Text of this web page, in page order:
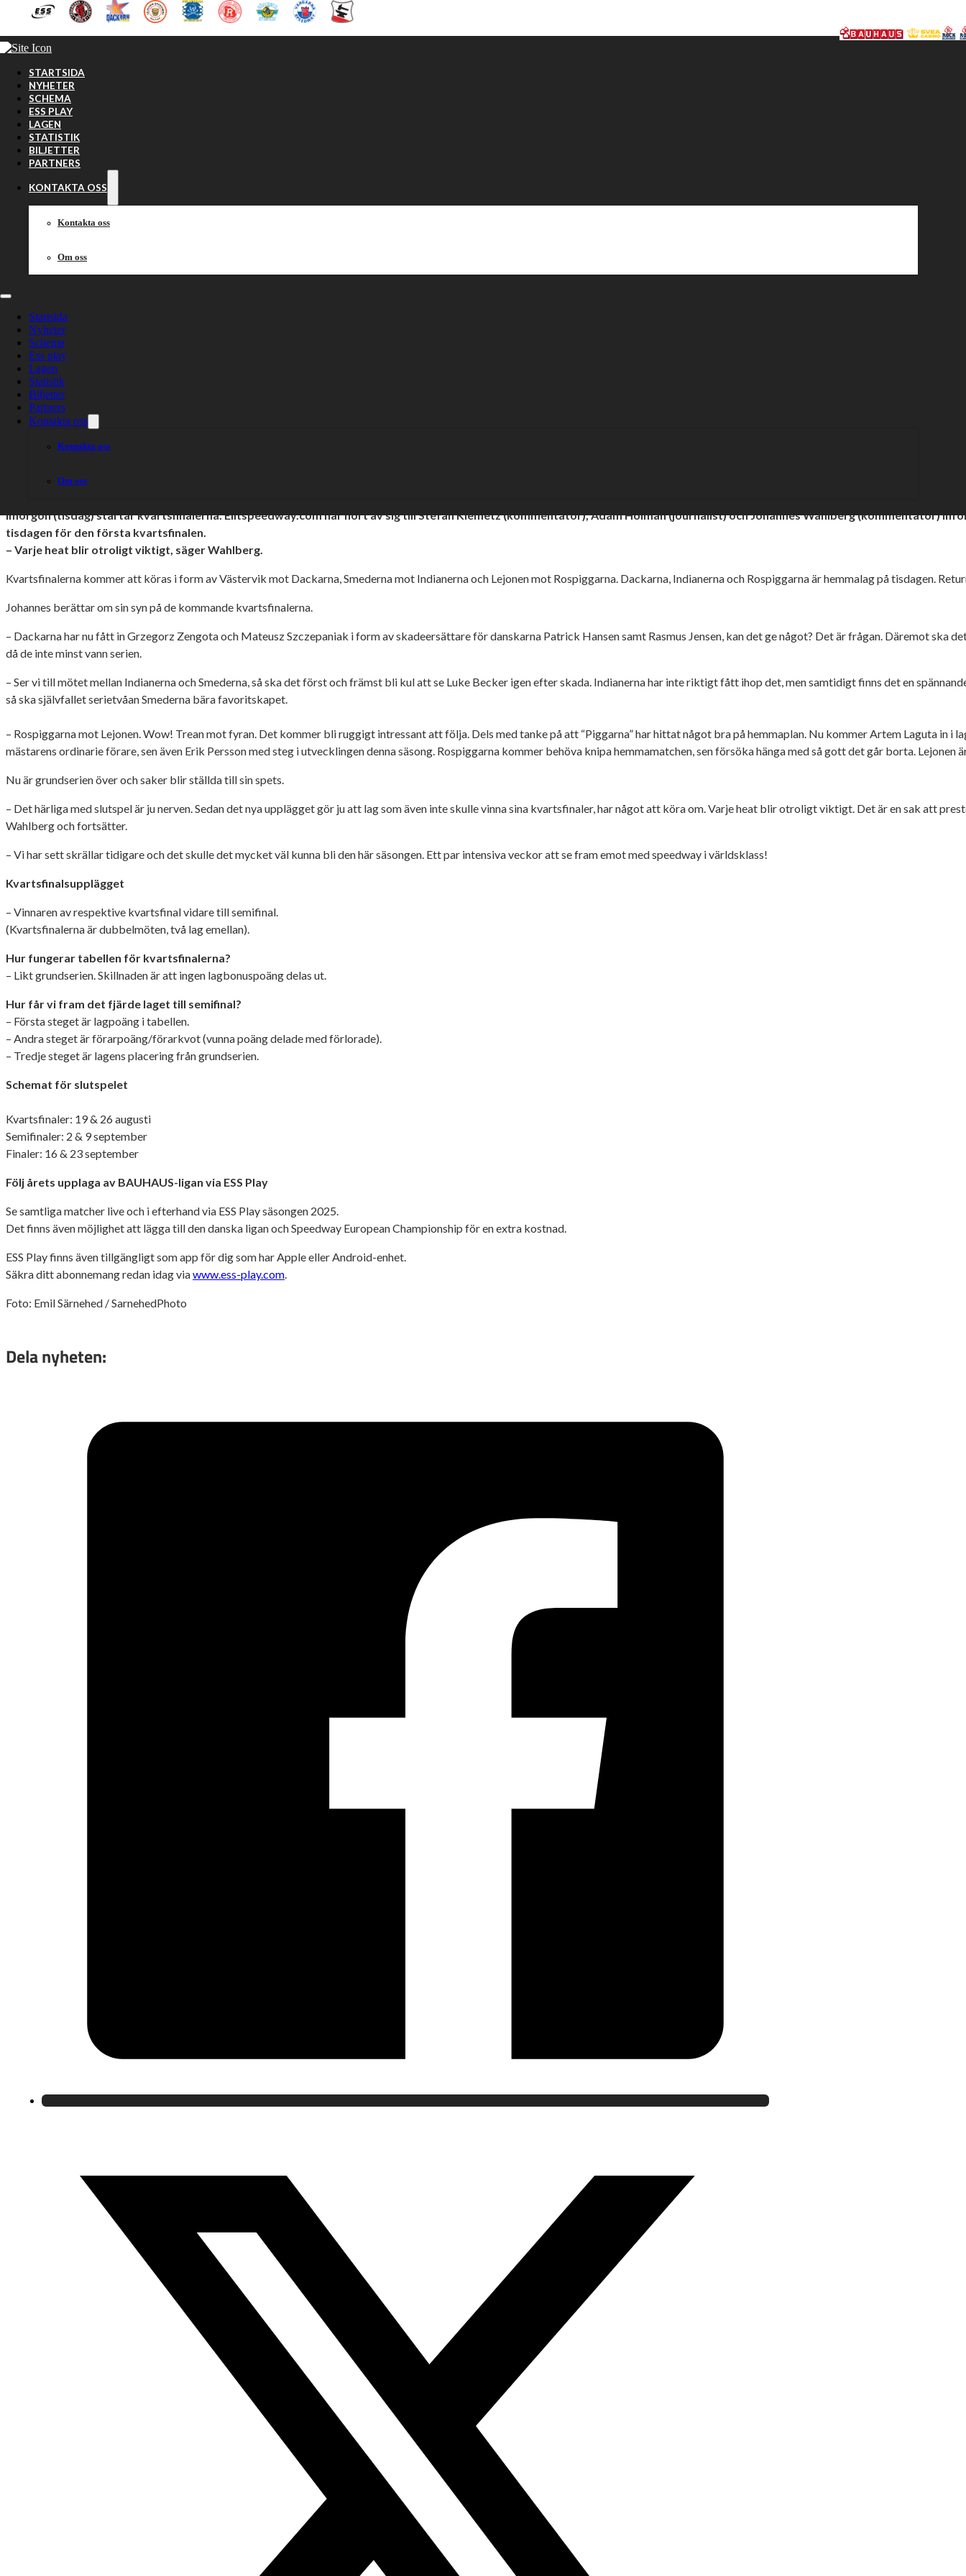
Hoppa till huvudinnehåll Hoppa till sidfot
STARTSIDA
NYHETER
SCHEMA
ESS PLAY
LAGEN
STATISTIK
BILJETTER
PARTNERS
KONTAKTA OSS
Kontakta oss
Om oss
Startsida
Nyheter
Schema
Ess play
Lagen
Statistik
Biljetter
Partners
Kontakta oss
Kontakta oss
Om oss
Wahlberg inför kvartsfinalerna: ”Varje
heat blir otroligt viktigt”
Imorgon (tisdag) startar kvartsfinalerna. Elitspeedway.com har hört av sig till Stefan Klemetz (kommentator), Adam Holman (journalist) och Johannes Wahlberg (kommentator)
tisdagen för den första kvartsfinalen.
– Varje heat blir otroligt viktigt, säger Wahlberg.
Kvartsfinalerna kommer att köras i form av Västervik mot Dackarna, Smederna mot Indianerna och Lejonen mot Rospiggarna. Dackarna, Indianerna och Rospiggarna är hemmalag på tisdagen.
Johannes berättar om sin syn på de kommande kvartsfinalerna.
– Dackarna har nu fått in Grzegorz Zengota och Mateusz Szczepaniak i form av skadeersättare för danskarna Patrick Hansen samt Rasmus Jensen, kan det ge något? Det är frågan. Däremot
då de inte minst vann serien.
– Ser vi till mötet mellan Indianerna och Smederna, så ska det först och främst bli kul att se Luke Becker igen efter skada. Indianerna har inte riktigt fått ihop det, men samtidigt finns det en
så ska självfallet serietvåan Smederna bära favoritskapet.
– Rospiggarna mot Lejonen. Wow! Trean mot fyran. Det kommer bli ruggigt intressant att följa. Dels med tanke på att “Piggarna” har hittat något bra på hemmaplan. Nu kommer Artem Laguta in
mästarens ordinarie förare, sen även Erik Persson med steg i utvecklingen denna säsong. Rospiggarna kommer behöva knipa hemmamatchen, sen försöka hänga med så gott det går borta. Lejonen
Nu är grundserien över och saker blir ställda till sin spets.
– Det härliga med slutspel är ju nerven. Sedan det nya upplägget gör ju att lag som även inte skulle vinna sina kvartsfinaler, har något att köra om. Varje heat blir otroligt viktigt. Det är en sak att
Wahlberg och fortsätter.
– Vi har sett skrällar tidigare och det skulle det mycket väl kunna bli den här säsongen. Ett par intensiva veckor att se fram emot med speedway i världsklass!
Kvartsfinalsupplägget
– Vinnaren av respektive kvartsfinal vidare till semifinal.
(Kvartsfinalerna är dubbelmöten, två lag emellan).
Hur fungerar tabellen för kvartsfinalerna?
– Likt grundserien. Skillnaden är att ingen lagbonuspoäng delas ut.
Hur får vi fram det fjärde laget till semifinal?
– Första steget är lagpoäng i tabellen.
– Andra steget är förarpoäng/förarkvot (vunna poäng delade med förlorade).
– Tredje steget är lagens placering från grundserien.
Schemat för slutspelet
Kvartsfinaler: 19 & 26 augusti
Semifinaler: 2 & 9 september
Finaler: 16 & 23 september
Följ årets upplaga av BAUHAUS-ligan via ESS Play
Se samtliga matcher live och i efterhand via ESS Play säsongen 2025.
Det finns även möjlighet att lägga till den danska ligan och Speedway European Championship för en extra kostnad.
ESS Play finns även tillgängligt som app för dig som har Apple eller Android-enhet.
Säkra ditt abonnemang redan idag viawww.ess-play.com.
Foto: Emil Särnehed / SarnehedPhoto
Dela nyheten: